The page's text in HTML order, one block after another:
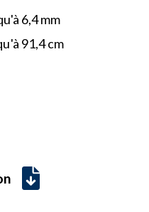
6,4 mm
91,4 cm